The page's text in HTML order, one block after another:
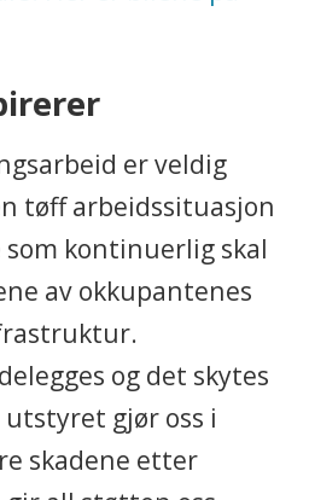
er veldig
tøff arbeidssituasjon
kontinuerlig skal
av okkupantenes
og det skytes
gjør oss i
skadene etter